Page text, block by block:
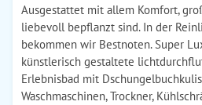
Ausgestattet mit allem Komfort,
liebevoll bepflanzt sind. In der
bekommen wir Bestnoten. Super
künstlerisch gestaltete
Erlebnisbad mit
Waschmaschinen, Trockner,